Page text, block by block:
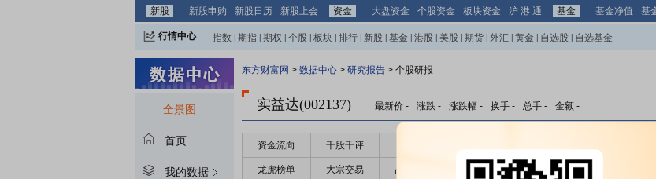
新股
新股申购 新股日历 新股上会 资金 大盘资金 个股资金 板块资金 沪 港 通 基金 基金净值 基
行情中心 指数 期指 期权 个股 板块 排行 新股 基金 港股 美股 期货 外汇 黄金 自选股 自选基金
全景图
首页
我的数据
东方财富网 > 数据中心 > 研究报告 > 个股研报
实益达(002137) 最新价 - 涨跌 - 涨跌幅 - 换手 - 总手 - 金额 -
资金流向 千股千评
龙虎榜单 大宗交易 高管持股 股东大会 个股研报